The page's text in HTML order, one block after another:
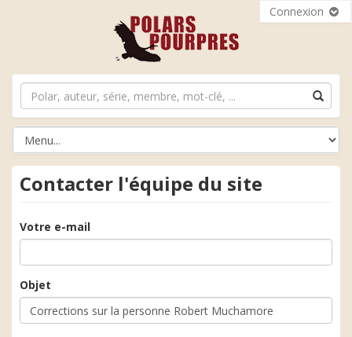
Connexion
Contacter l'équipe du site
Votre e-mail
Objet